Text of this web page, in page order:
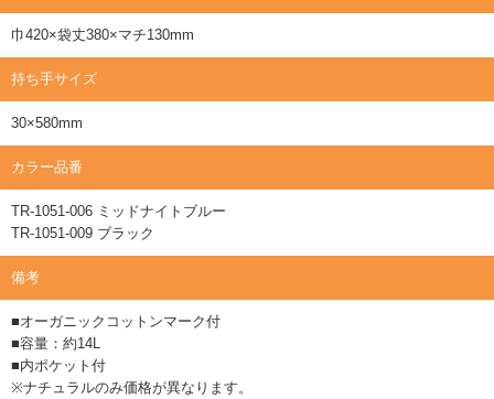
巾420×袋丈380×マチ130mm
持ち手サイズ
30×580mm
カラー品番
TR-1051-006 ミッドナイトブルー
TR-1051-009 ブラック
備考
■オーガニックコットンマーク付
■容量：約14L
■内ポケット付
※ナチュラルのみ価格が異なります。